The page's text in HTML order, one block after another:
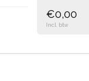
€0,00
Incl. btw